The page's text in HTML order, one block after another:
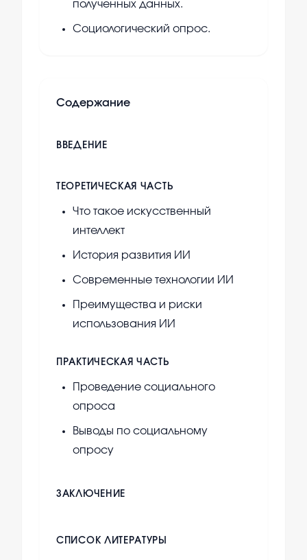
полученных данных.
Социологический опрос.
Содержание
ВВЕДЕНИЕ
ТЕОРЕТИЧЕСКАЯ ЧАСТЬ
Что такое искусственный
интеллект
История развития ИИ
Современные технологии ИИ
Преимущества и риски
использования ИИ
ПРАКТИЧЕСКАЯ ЧАСТЬ
Проведение социального
опроса
Выводы по социальному
опросу
ЗАКЛЮЧЕНИЕ
СПИСОК ЛИТЕРАТУРЫ